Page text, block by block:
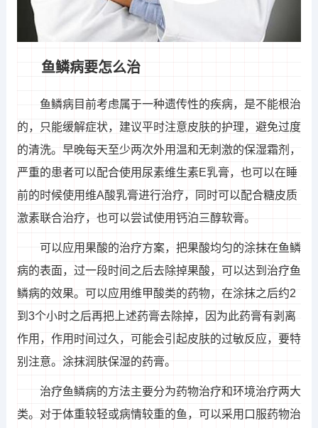
鱼鳞病要怎么治
鱼鳞病目前考虑属于一种遗传性的疾病，是不能根治
的，只能缓解症状，建议平时注意皮肤的护理，避免过度
的清洗。早晚每天至少两次外用温和无刺激的保湿霜剂，
严重的患者可以配合使用尿素维生素E乳膏，也可以在睡
前的时候使用维A酸乳膏进行治疗，同时可以配合糖皮质
激素联合治疗，也可以尝试使用钙泊三醇软膏。
可以应用果酸的治疗方案，把果酸均匀的涂抹在鱼鳞
病的表面，过一段时间之后去除掉果酸，可以达到治疗鱼
鳞病的效果。可以应用维甲酸类的药物，在涂抹之后约2
到3个小时之后再把上述药膏去除掉，因为此药膏有剥离
作用，作用时间过久，可能会引起皮肤的过敏反应，要特
别注意。涂抹润肤保湿的药膏。
治疗鱼鳞病的方法主要分为药物治疗和环境治疗两大
类。对于体重较轻或病情较重的鱼，可以采用口服药物治